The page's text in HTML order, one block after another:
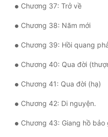
Đông Phương Huyền Huyễn
Cẩu Đạo Trường Sinh
Ngự Thú
Truyện Nam
Truyện Nữ
Chương 37: Trở về
Chương 38: Năm mới
Chương 39: Hồi quang
Chương 40: Qua đời
Chương 41: Qua đời (hạ)
Chương 42: Di nguyện.
Chương 43: Giang hồ bảo